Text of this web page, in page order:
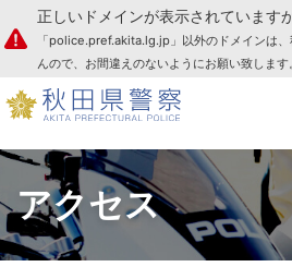
本文へ
正しいドメインが表示されています
「police.pref.akita.lg.jp」以外のドメインは
んので、お間違えのないようにお願い致します。
アクセス